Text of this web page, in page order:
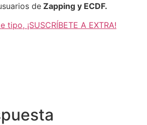
de Zapping y ECDF.
¡SUSCRÍBETE A EXTRA!